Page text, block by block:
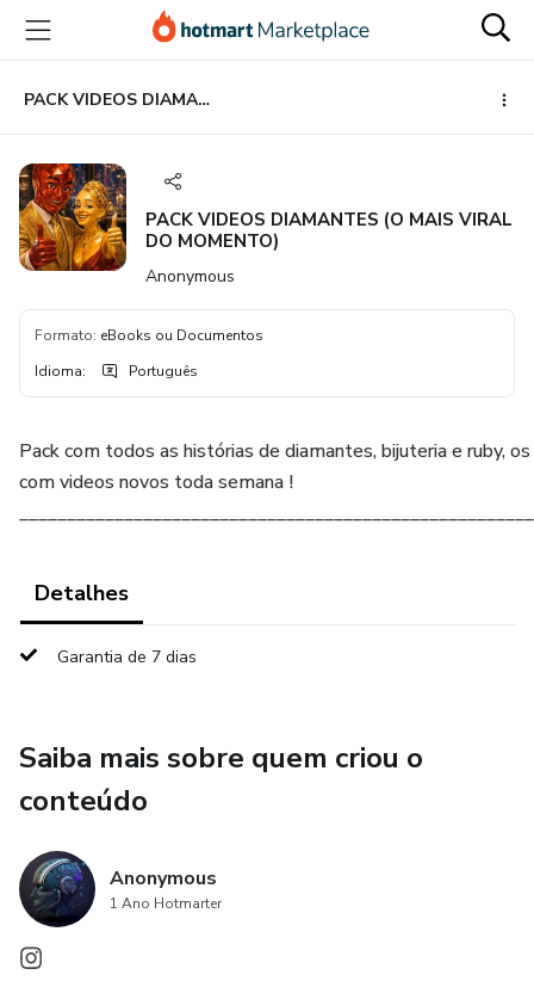
para
conteúdo
principal
para
pagamento
para
rodapé
PACK VIDEOS DIAMANTES (O MAIS VIRAL DO MOMENTO)
PACK VIDEOS DIAMANTES (O MAIS VIRAL
DO MOMENTO)
Anonymous
Formato: eBooks ou Documentos
Idioma: Português
Pack com todos as histórias de diamantes, bijuteria e ruby,
com videos novos toda semana !
Detalhes
Garantia de 7 dias
Saiba mais sobre quem criou o
conteúdo
Anonymous
1 Ano Hotmarter